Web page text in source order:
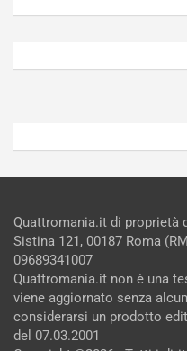
Agosto
Admin
Agosto
Admin
Quattromania.it di proprietà
Sistina 121, 00187 Roma
09689341007
Quattromania.it non è una
viene aggiornato senza
considerarsi un prodotto
del 07.03.2001